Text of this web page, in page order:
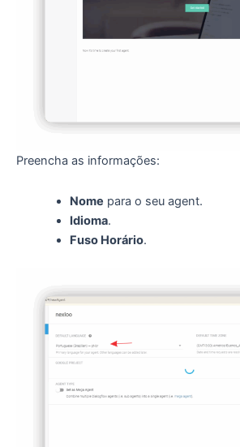
Preencha as informações:
Nome para o seu agent.
Idioma.
Fuso Horário.